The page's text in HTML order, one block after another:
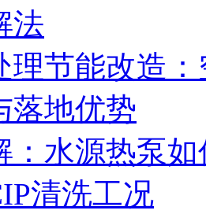
法
理节能改造
落地优势
：水源热泵
清洗工况